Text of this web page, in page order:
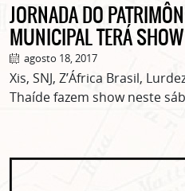
JORNADA DO
MUNICIPAL TERÁ
agosto 18, 2017
Xis, SNJ, Z’África Brasil,
Thaíde fazem show neste